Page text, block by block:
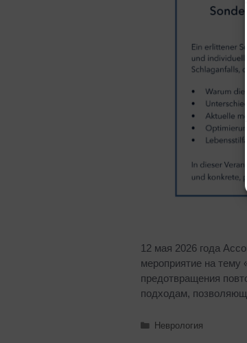
12 мая 2026 года
мероприятие на тему
предотвращения
подходам,
Неврология